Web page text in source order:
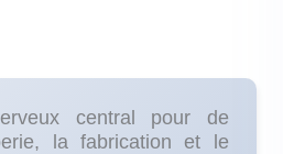
central pour de
la fabrication et le